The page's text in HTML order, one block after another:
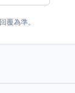
覆為準。